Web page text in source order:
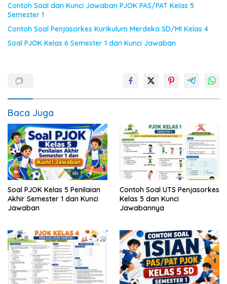
Contoh Soal dan Kunci Jawaban PJOK PAS/PAT Kelas 5
Semester 1
Contoh Soal Penjasorkes Kurikulum Merdeka SD/MI Kelas 4
Soal PJOK Kelas 6 Semester 1 dan Kunci Jawaban
Baca Juga
Soal PJOK Kelas 5 Penilaian
Akhir Semester 1 dan Kunci
Jawaban
Contoh Soal UTS Penjasorkes
Kelas 5 dan Kunci
Jawabannya